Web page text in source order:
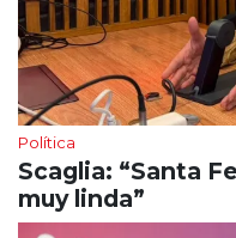
Política
Scaglia: “Santa
muy linda”